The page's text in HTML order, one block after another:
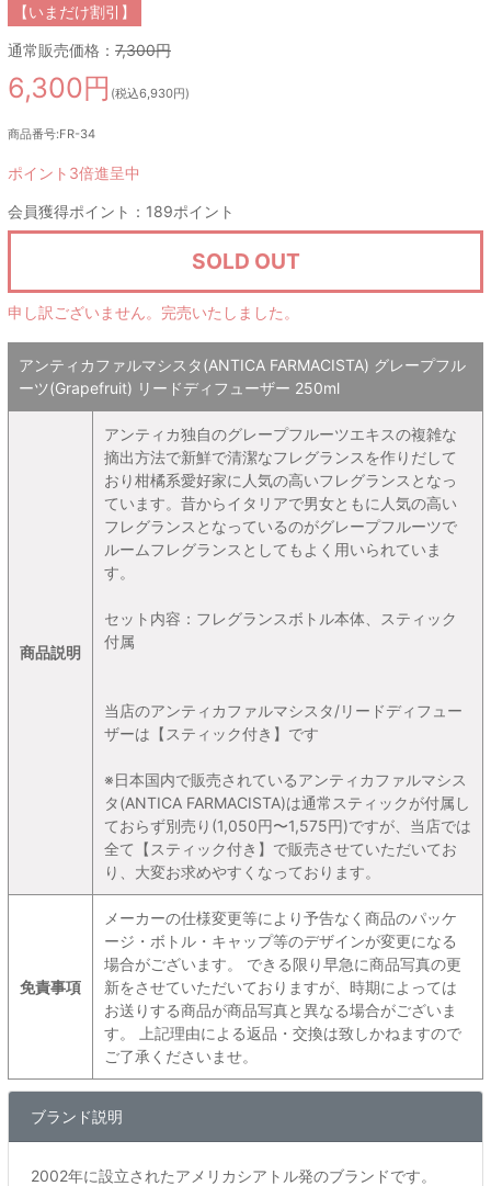
【いまだけ割引】
通常販売価格： 7,300円
6,300円 (税込6,930円)
商品番号:FR-34
ポイント3倍進呈中
会員獲得ポイント：189ポイント
SOLD OUT
申し訳ございません。完売いたしました。
アンティカファルマシスタ(ANTICA FARMACISTA) グレープフル
ーツ(Grapefruit) リードディフューザー 250ml
商品説明
アンティカ独自のグレープフルーツエキスの複雑な
摘出方法で新鮮で清潔なフレグランスを作りだして
おり柑橘系愛好家に人気の高いフレグランスとなっ
ています。昔からイタリアで男女ともに人気の高い
フレグランスとなっているのがグレープフルーツで
ルームフレグランスとしてもよく用いられていま
す。
セット内容：フレグランスボトル本体、スティック
付属
当店のアンティカファルマシスタ/リードディフュー
ザーは【スティック付き】です
※日本国内で販売されているアンティカファルマシス
タ(ANTICA FARMACISTA)は通常スティックが付属し
ておらず別売り(1,050円〜1,575円)ですが、当店では
全て【スティック付き】で販売させていただいてお
り、大変お求めやすくなっております。
免責事項
メーカーの仕様変更等により予告なく商品のパッケ
ージ・ボトル・キャップ等のデザインが変更になる
場合がございます。 できる限り早急に商品写真の更
新をさせていただいておりますが、時期によっては
お送りする商品が商品写真と異なる場合がございま
す。 上記理由による返品・交換は致しかねますので
ご了承くださいませ。
ブランド説明
2002年に設立されたアメリカシアトル発のブランドです。